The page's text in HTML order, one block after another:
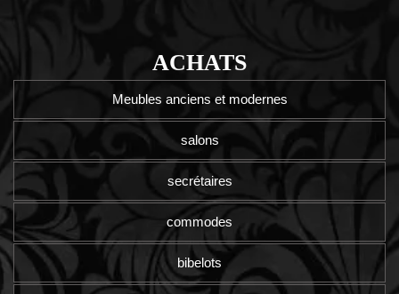
ACHATS
Meubles anciens et modernes
salons
secrétaires
commodes
bibelots